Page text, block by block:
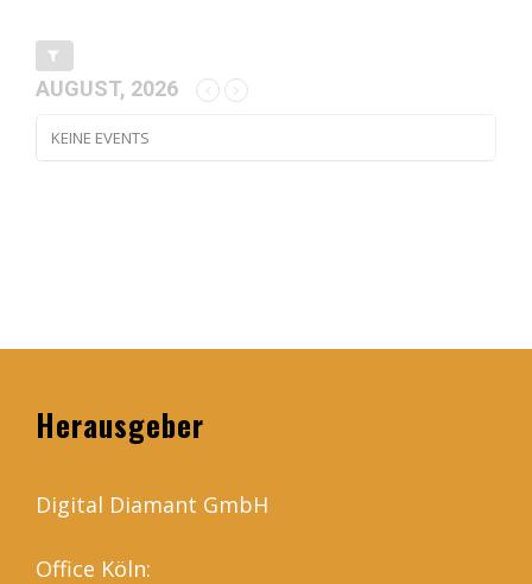
AUGUST, 2026
KEINE EVENTS
Herausgeber
Digital Diamant GmbH
Office Köln: